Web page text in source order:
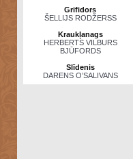
Grifidors
ŠELLIJS RODŽERSS
Kraukļanags
HERBERTS VILBURS
BJŪFORDS
Slīdenis
DARENS O’SALIVANS